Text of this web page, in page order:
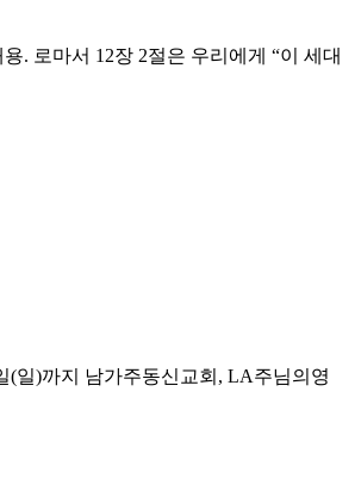
. 로마서 12장 2절은 우리에게 “이 세대
(일)까지 남가주동신교회, LA주님의영